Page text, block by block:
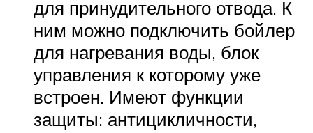
для принудительного отвода. К
ним можно подключить бойлер
для нагревания воды, блок
управления к которому уже
встроен. Имеют функции
защиты: антицикличности,